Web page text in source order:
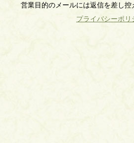
営業目的のメールには返信を差し控
プライバシーポリ